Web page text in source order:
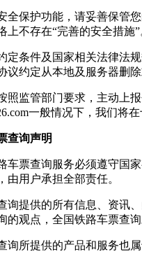
全保护功能，请妥善保管
上不存在“完善的安全措施”
定条件及国家相关法律法
议约定从本地及服务器删
照监管部门要求，主动上
一般情况下，我们将在
查询声明
车票查询服务必须遵守国
由用户承担全部责任。
询提供的所有信息、资讯
的观点， 全国铁路车票查询
询所提供的产品和服务也